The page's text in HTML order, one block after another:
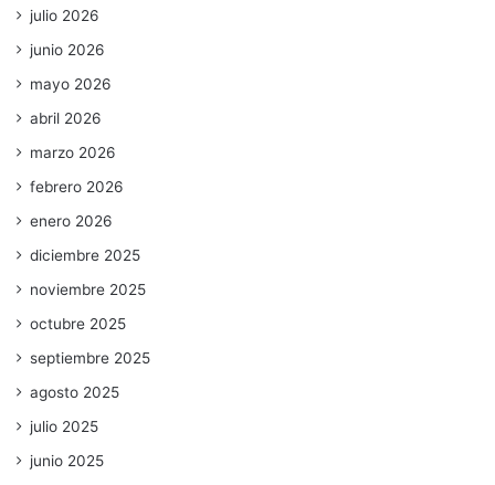
julio 2026
junio 2026
mayo 2026
abril 2026
marzo 2026
febrero 2026
enero 2026
diciembre 2025
noviembre 2025
octubre 2025
septiembre 2025
agosto 2025
julio 2025
junio 2025